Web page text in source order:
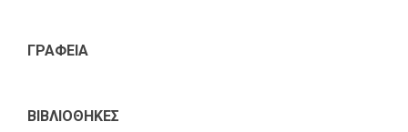
ΓΡΑΦΕΙΑ
ΒΙΒΛΙΟΘΗΚΕΣ